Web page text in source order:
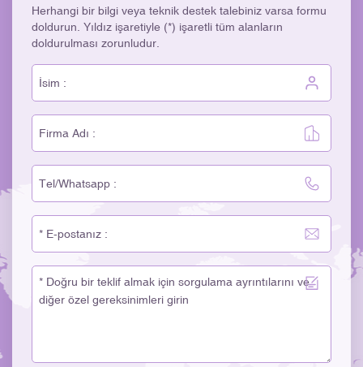
Herhangi bir bilgi veya teknik destek talebiniz varsa formu
doldurun. Yıldız işaretiyle (*) işaretli tüm alanların
doldurulması zorunludur.